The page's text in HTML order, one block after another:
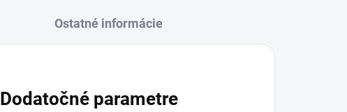
Ostatné informácie
Dodatočné parametre